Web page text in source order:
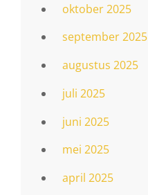
oktober 2025
september 2025
augustus 2025
juli 2025
juni 2025
mei 2025
april 2025